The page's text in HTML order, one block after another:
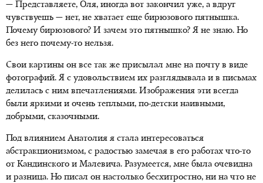
— Представляете, Оля, иногда вот закончил уже, а вдруг
чувствуешь — нет, не хватает еще бирюзового пятнышка.
Почему бирюзового? И зачем это пятнышко? Я не знаю. Но
без него почему-то нельзя.
Свои картины он все так же присылал мне на почту в виде
фотографий. Я с удовольствием их разглядывала и в письмах
делилась с ним впечатлениями. Изображения эти всегда
были яркими и очень теплыми, по-детски наивными,
добрыми, сказочными.
Под влиянием Анатолия я стала интересоваться
абстракционизмом, с радостью замечая в его работах что-то
от Кандинского и Малевича. Разумеется, мне была очевидна
и разница. Но писал он настолько бесхитростно, ни на что не